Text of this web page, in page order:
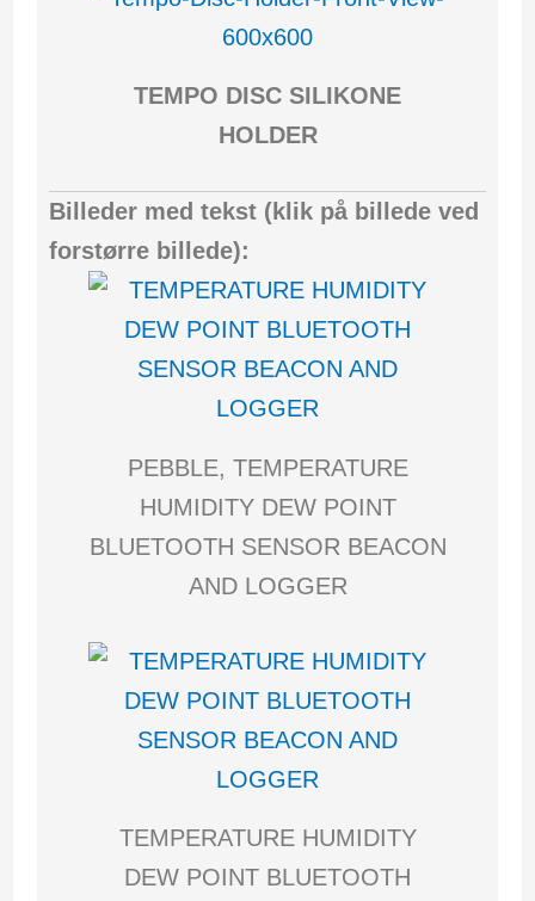
TEMPO DISC SILIKONE
HOLDER
Billeder med tekst (klik på billede ved
forstørre billede):
PEBBLE, TEMPERATURE
HUMIDITY DEW POINT
BLUETOOTH SENSOR BEACON
AND LOGGER
TEMPERATURE HUMIDITY
DEW POINT BLUETOOTH